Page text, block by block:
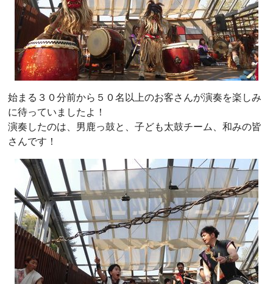
始まる３０分前から５０名以上のお客さんが演奏を楽しみ
に待っていましたよ！
演奏したのは、男鹿っ鼓と、子ども太鼓チーム、和みの皆
さんです！